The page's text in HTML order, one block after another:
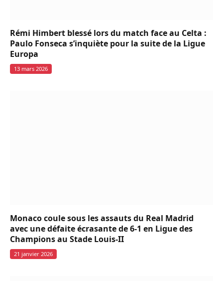
Rémi Himbert blessé lors du match face au Celta :
Paulo Fonseca s’inquiète pour la suite de la Ligue
Europa
13 mars 2026
Monaco coule sous les assauts du Real Madrid
avec une défaite écrasante de 6-1 en Ligue des
Champions au Stade Louis-II
21 janvier 2026